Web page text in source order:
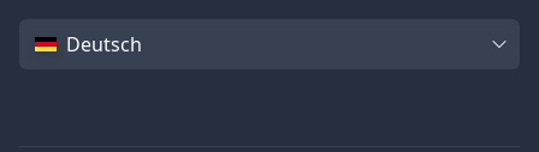
SpracheDeutsch